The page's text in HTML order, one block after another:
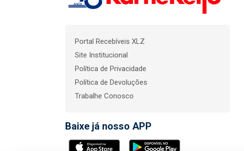
Portal Recebíveis XLZ
Site Institucional
Política de Privacidade
Política de Devoluções
Trabalhe Conosco
Baixe já nosso APP